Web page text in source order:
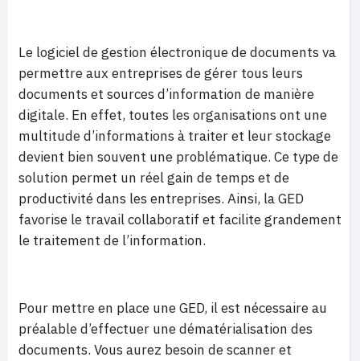
Le logiciel de gestion électronique de documents va
permettre aux entreprises de gérer tous leurs
documents et sources d’information de manière
digitale. En effet, toutes les organisations ont une
multitude d’informations à traiter et leur stockage
devient bien souvent une problématique. Ce type de
solution permet un réel gain de temps et de
productivité dans les entreprises. Ainsi, la GED
favorise le travail collaboratif et facilite grandement
le traitement de l’information.
Pour mettre en place une GED, il est nécessaire au
préalable d’effectuer une dématérialisation des
documents. Vous aurez besoin de scanner et